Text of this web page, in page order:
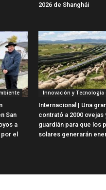
2026 de Shanghái
San
a
el
Innovación y Tecnología
Internacional | Una
contrató a 2000 ovejas
guardián para que los
solares generarán